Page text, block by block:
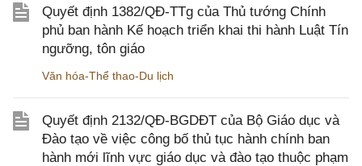
Quyết định 1382/QĐ-TTg của Thủ tướng Chính
phủ ban hành Kế hoạch triển khai thi hành Luật Tín
ngưỡng, tôn giáo
Văn hóa-Thể thao-Du lịch
Quyết định 2132/QĐ-BGDĐT của Bộ Giáo dục và
Đào tạo về việc công bố thủ tục hành chính ban
hành mới lĩnh vực giáo dục và đào tạo thuộc phạm